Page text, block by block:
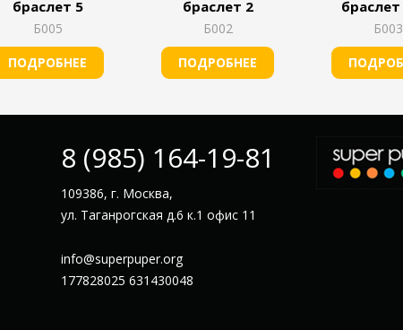
браслет 5
Б005
ПОДРОБНЕЕ
браслет 2
Б002
ПОДРОБНЕЕ
браслет
Б003
8 (985) 164-19-81
109386, г. Москва,
ул. Таганрогская д.6 к.1 офис 11
info@superpuper.org
177828025 631430048